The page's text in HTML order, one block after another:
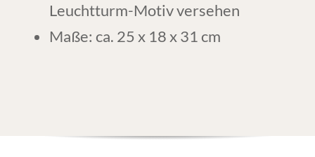
Leuchtturm-Motiv versehen
Maße: ca. 25 x 18 x 31 cm